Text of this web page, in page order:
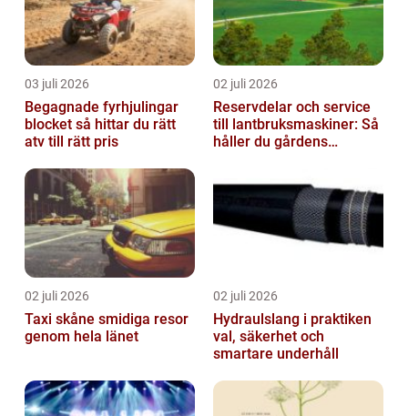
03 juli 2026
Begagnade fyrhjulingar
blocket så hittar du rätt
atv till rätt pris
02 juli 2026
Reservdelar och service
till lantbruksmaskiner: Så
håller du gårdens
02 juli 2026
Taxi skåne smidiga resor
genom hela länet
02 juli 2026
Hydraulslang i praktiken
val, säkerhet och
smartare underhåll